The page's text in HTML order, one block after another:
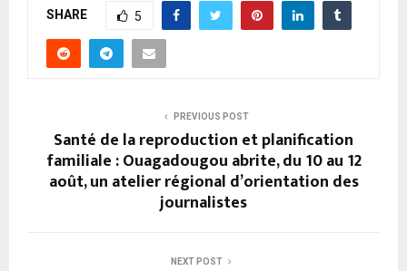
SHARE 5
PREVIOUS POST
Santé de la reproduction et planification
familiale : Ouagadougou abrite, du 10 au 12
août, un atelier régional d’orientation des
journalistes
NEXT POST